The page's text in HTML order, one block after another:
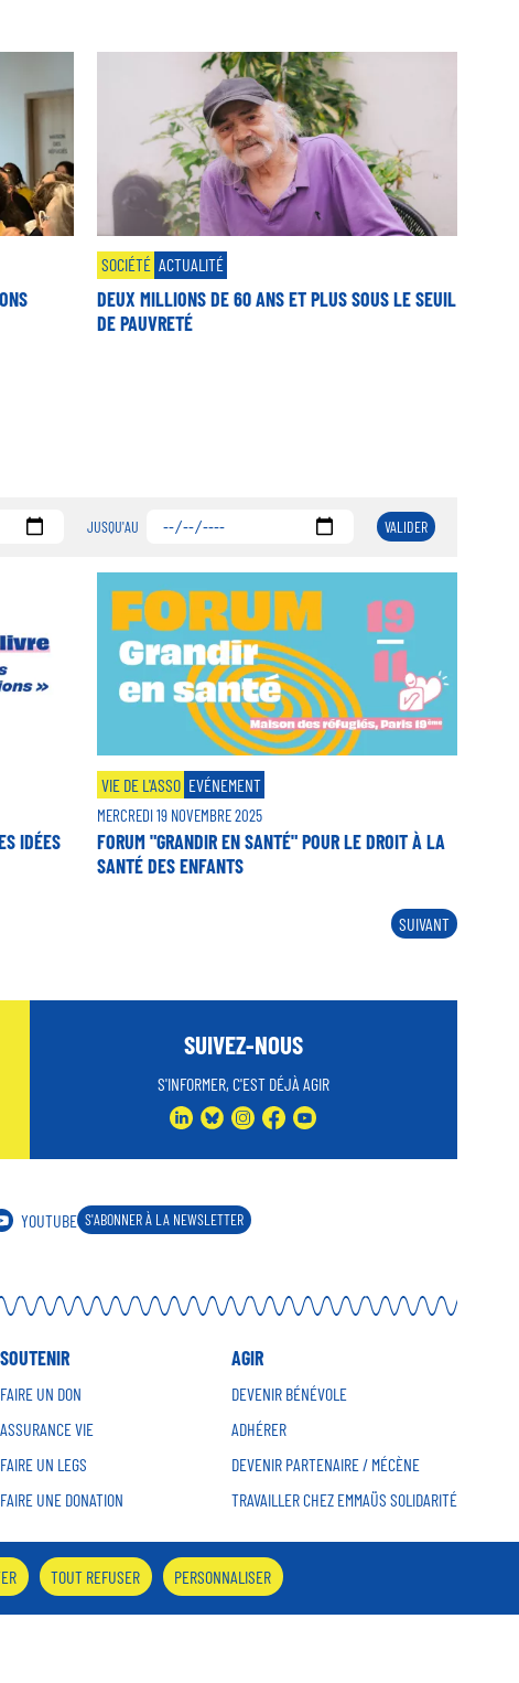
SOCIÉTÉ ACTUALITÉ
DEUX MILLIONS DE 60 ANS ET PLUS SOUS LE SEUIL
DE PAUVRETÉ
JUSQU'AU
IDÉES
VIE DE L'ASSO EVÉNEMENT
MERCREDI 19 NOVEMBRE 2025
FORUM "GRANDIR EN SANTÉ" POUR LE DROIT À LA
SANTÉ DES ENFANTS
PAGE
SUIVANTE
SUIVANT
SUIVEZ-NOUS
S'INFORMER, C'EST DÉJÀ AGIR
LINKEDINBLUESKYINSTAGRAMFACEBOOK
YOUTUBE S'ABONNER À LA NEWSLETTER
SOUTENIR
FAIRE UN DON
ASSURANCE VIE
FAIRE UN LEGS
FAIRE UNE DONATION
AGIR
DEVENIR BÉNÉVOLE
ADHÉRER
DEVENIR PARTENAIRE / MÉCÈNE
TRAVAILLER CHEZ EMMAÜS SOLIDARITÉ
EcoIndex B
Accessibilité partiellement conforme,
TOUT REFUSER PERSONNALISER